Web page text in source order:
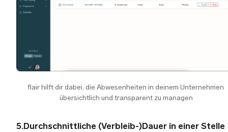
flair hilft dir dabei, die Abwesenheiten in deinem Unternehmen
übersichtlich und transparent zu managen
5.Durchschnittliche (Verbleib-)Dauer in einer Stelle